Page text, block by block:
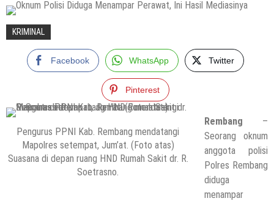
KRIMINAL
Facebook WhatsApp Twitter
Pinterest
Pengurus PPNI Kab. Rembang mendatangi
Mapolres setempat, Jum’at. (Foto atas)
Suasana di depan ruang HND Rumah Sakit dr. R.
Soetrasno.
Rembang –
Seorang oknum
anggota polisi
Polres Rembang
diduga
menampar